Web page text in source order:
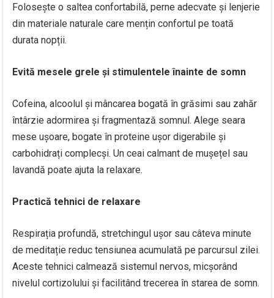
Folosește o saltea confortabilă, perne adecvate și lenjerie
din materiale naturale care mențin confortul pe toată
durata nopții.
Evită mesele grele și stimulentele înainte de somn
Cofeina, alcoolul și mâncarea bogată în grăsimi sau zahăr
întârzie adormirea și fragmentază somnul. Alege seara
mese ușoare, bogate în proteine ușor digerabile și
carbohidrați complecși. Un ceai calmant de mușețel sau
lavandă poate ajuta la relaxare.
Practică tehnici de relaxare
Respirația profundă, stretchingul ușor sau câteva minute
de meditație reduc tensiunea acumulată pe parcursul zilei.
Aceste tehnici calmează sistemul nervos, micșorând
nivelul cortizolului și facilitând trecerea în starea de somn.